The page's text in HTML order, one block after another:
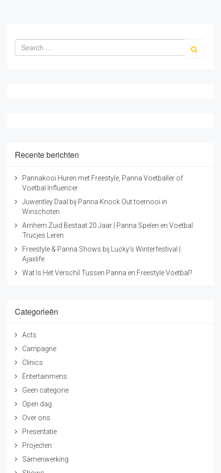
Recente berichten
Pannakooi Huren met Freestyle, Panna Voetballer of
Voetbal Influencer
Juwentley Daal bij Panna Knock Out toernooi in
Winschoten
Arnhem Zuid Bestaat 20 Jaar | Panna Spelen en Voetbal
Trucjes Leren
Freestyle & Panna Shows bij Lucky's Winterfestival |
Ajaxlife
Wat Is Het Verschil Tussen Panna en Freestyle Voetbal?
Categorieën
Acts
Campagne
Clinics
Entertainmens
Geen categorie
Open dag
Over ons
Presentatie
Projecten
Samenwerking